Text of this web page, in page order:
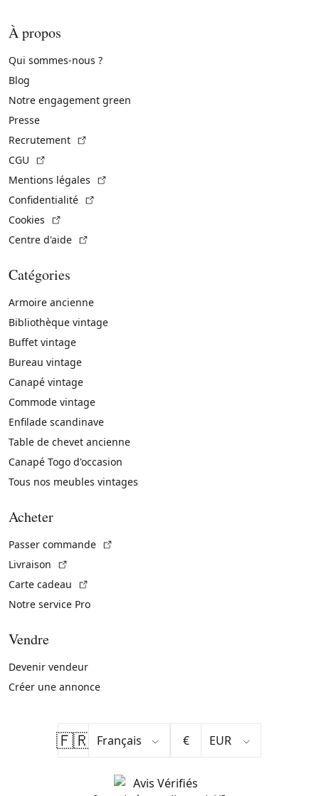
À propos
Qui sommes-nous ?
Blog
Notre engagement green
Presse
Recrutement
CGU
Mentions légales
Confidentialité
Cookies
Centre d'aide
Catégories
Armoire ancienne
Bibliothèque vintage
Buffet vintage
Bureau vintage
Canapé vintage
Commode vintage
Enfilade scandinave
Table de chevet ancienne
Canapé Togo d'occasion
Tous nos meubles vintages
Acheter
Passer commande
Livraison
Carte cadeau
Notre service Pro
Vendre
Devenir vendeur
Créer une annonce
🇫🇷 €